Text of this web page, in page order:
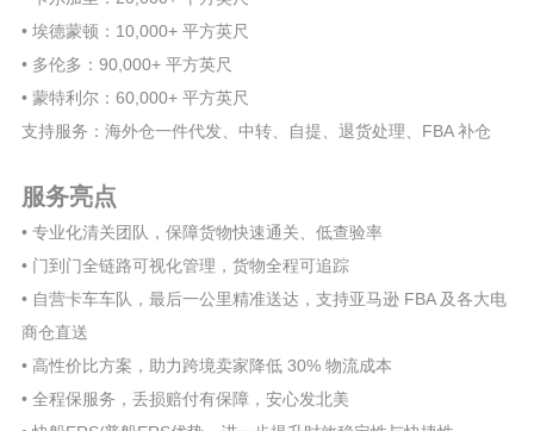
• 埃德蒙顿：10,000+ 平方英尺
• 多伦多：90,000+ 平方英尺
• 蒙特利尔：60,000+ 平方英尺
支持服务：海外仓一件代发、中转、自提、退货处理、FBA 补仓
服务亮点
• 专业化清关团队，保障货物快速通关、低查验率
• 门到门全链路可视化管理，货物全程可追踪
• 自营卡车车队，最后一公里精准送达，支持亚马逊 FBA 及各大电
商仓直送
• 高性价比方案，助力跨境卖家降低 30% 物流成本
• 全程保服务，丢损赔付有保障，安心发北美